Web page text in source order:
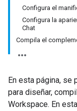
Configura el
Configura la
Chat
Compila el
En esta página, se
para diseñar,
Workspace. En